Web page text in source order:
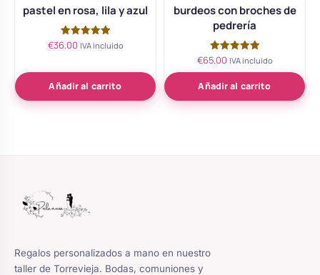
pastel en rosa, lila y azul
Valorado
€36.00 IVA incluido
Añadir al carrito
burdeos con broches de
pedrería
Valorado
de 5
€65.00 IVA incluido
Añadir al carrito
Regalos personalizados a mano en nuestro
taller de Torrevieja. Bodas, comuniones y